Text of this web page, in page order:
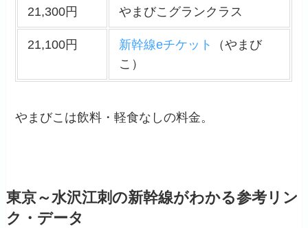
21,300円 やまびこグランクラス
21,100円 新幹線eチケット
（やまび
こ）
やまびこは飲料・軽食なしの料金。
東京～水沢江刺の新幹線がわかる参考リン
ク・データ